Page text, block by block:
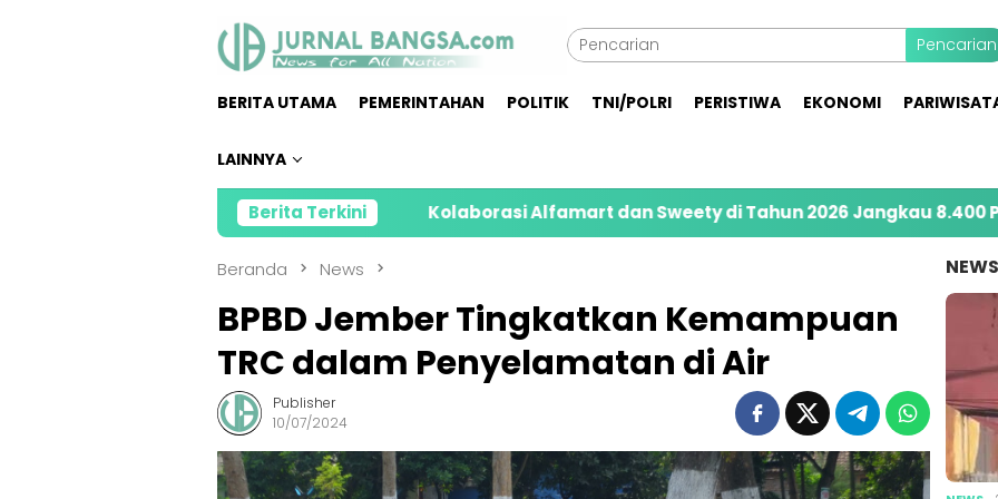
Pencarian
BERITA UTAMA PEMERINTAHAN POLITIK TNI/POLRI PERISTIWA EKONOMI
LAINNYA
Berita TerkiniKolaborasi Alfamart dan Sweety di Tahun 2026 Jangkau 8.400 Penerima
Beranda News
BPBD Jember Tingkatkan Kemampuan
TRC dalam Penyelamatan di Air
Publisher
10/07/2024
NEWS